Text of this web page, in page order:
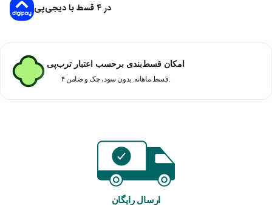
در ۴ قسط با دیجی‌پی
امکان قسط‌بندی برحسب اعتبار ترب‌پی
۴ قسط ماهانه. بدون سود، چک و ضامن.
ارسال رایگان